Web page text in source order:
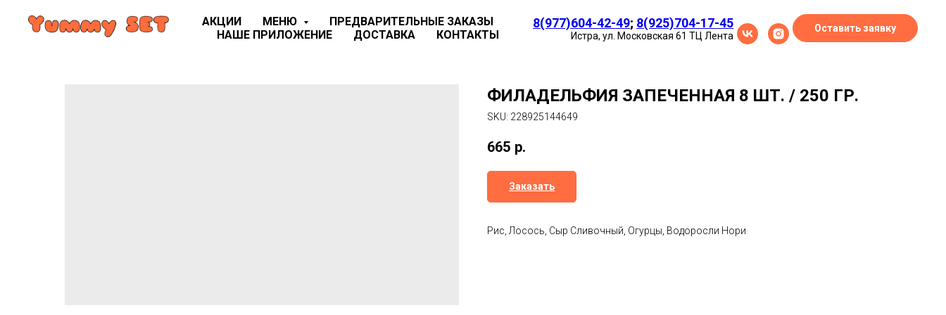
АКЦИИ МЕНЮ
ПРЕДВАРИТЕЛЬНЫЕ ЗАКАЗЫ
НАШЕ ПРИЛОЖЕНИЕ
ДОСТАВКА КОНТАКТЫ
8(977)604-42-49; 8(925)704-17-45
Истра, ул. Московская 61 ТЦ Лента
Оставить заявку
ФИЛАДЕЛЬФИЯ ЗАПЕЧЕННАЯ 8 ШТ. / 250 ГР.
SKU: 228925144649
665 р.
Заказать
Рис, Лосось, Сыр Сливочный, Огурцы, Водоросли Нори